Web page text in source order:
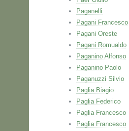
Paganelli
Pagani Francesco
Pagani Oreste
Pagani Romualdo
Paganino Alfonso
Paganino Paolo
Paganuzzi Silvio
Paglia Biagio
Paglia Federico
Paglia Francesco
Paglia Francesco